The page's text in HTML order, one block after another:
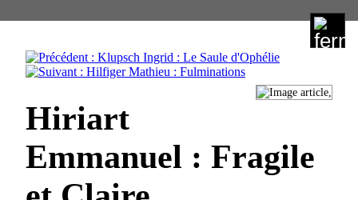
Hiriart
Emmanuel : Fragile